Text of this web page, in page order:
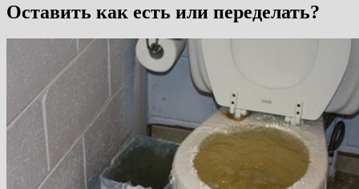
Оставить как есть или переделать?